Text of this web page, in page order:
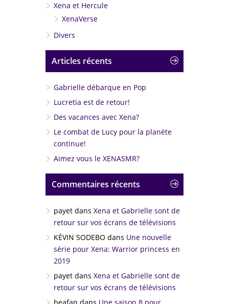
Xena et Hercule
XenaVerse
Divers
Articles récents
Gabrielle débarque en Pop
Lucretia est de retour!
Des vacances avec Xena?
Le combat de Lucy pour la planète
continue!
Aimez vous le XENASMR?
Commentaires récents
payet dans Xena et Gabrielle sont de
retour sur vos écrans de télévisions
KÉVIN SODEBO dans Une nouvelle
série pour Xena: Warrior princess en
2019
payet dans Xena et Gabrielle sont de
retour sur vos écrans de télévisions